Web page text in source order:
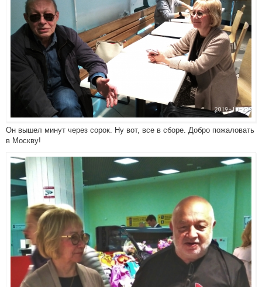
Он вышел минут через сорок. Ну вот, все в сборе. Добро пожаловать
в Москву!